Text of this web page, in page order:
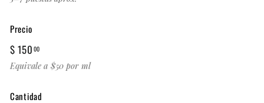
Precio
Precio
habitual
$ 150 00$
150.00
Equivale a $50 por ml
Cantidad